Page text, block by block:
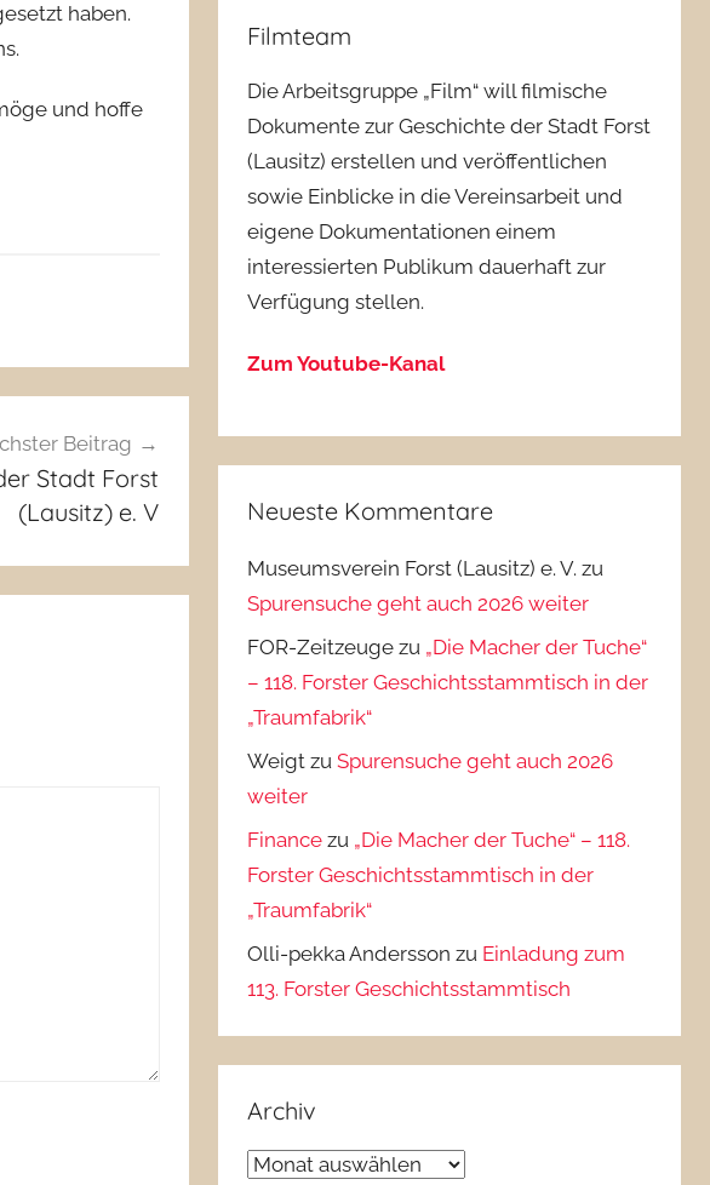
haben.
und hoffe
Beitrag
Stadt Forst
(Lausitz) e. V
Filmteam
Die Arbeitsgruppe „Film“ will filmische
Dokumente zur Geschichte der Stadt Forst
(Lausitz) erstellen und veröffentlichen
sowie Einblicke in die Vereinsarbeit und
eigene Dokumentationen einem
interessierten Publikum dauerhaft zur
Verfügung stellen.
Zum Youtube-Kanal
Neueste Kommentare
Museumsverein Forst (Lausitz) e. V. zu
Spurensuche geht auch 2026 weiter
FOR-Zeitzeuge zu „Die Macher der Tuche“
– 118. Forster Geschichtsstammtisch in der
„Traumfabrik“
Weigt zuSpurensuche geht auch 2026
weiter
Finance zu „Die Macher der Tuche“ – 118.
Forster Geschichtsstammtisch in der
„Traumfabrik“
Olli-pekka Andersson zu Einladung zum
113. Forster Geschichtsstammtisch
Archiv
Archiv